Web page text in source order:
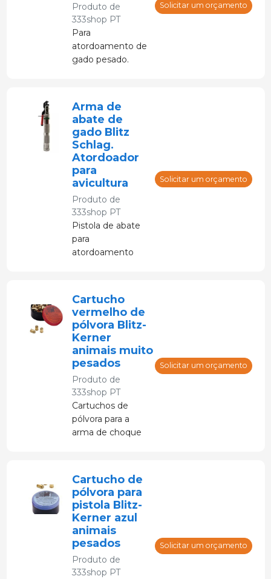
Produto de
333shop PT
Para
atordoamento de
gado pesado.
Solicitar um orçamento
Arma de
abate de
gado Blitz
Schlag.
Atordoador
para
avicultura
Produto de
333shop PT
Pistola de abate
para
atordoamento
humano de
atordoar o animal
antes do abate.
Solicitar um orçamento
Cartucho
vermelho de
pólvora Blitz-
Kerner
animais muito
pesados
Produto de
333shop PT
Cartuchos de
pólvora para a
arma de choque
Solicitar um orçamento
Cartucho de
pólvora para
pistola Blitz-
Kerner azul
animais
pesados
Produto de
333shop PT
Solicitar um orçamento